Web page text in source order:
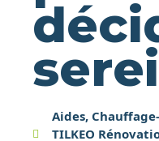
Aides,
TILKEO